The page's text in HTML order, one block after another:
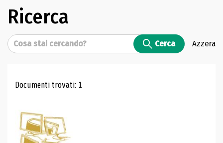
Ricerca
Cerca Cerca Azzera
Risultati di ricerca
Documenti trovati: 1